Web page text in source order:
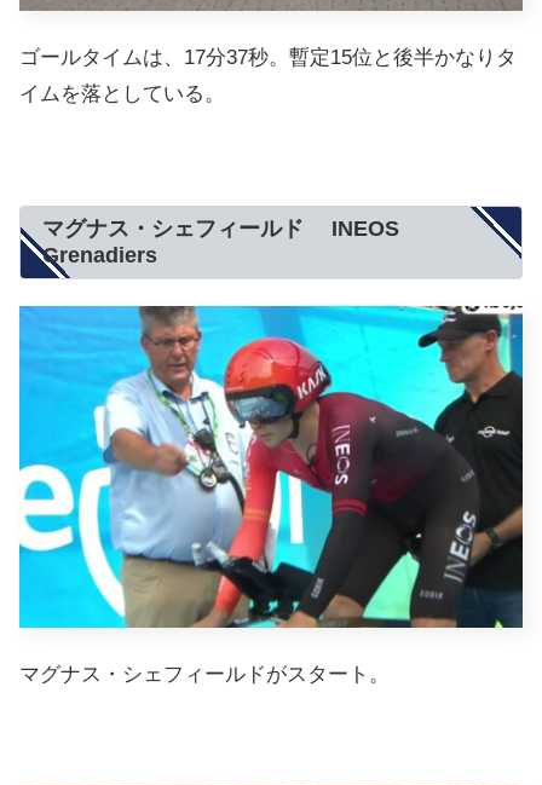
ゴールタイムは、17分37秒。暫定15位と後半かなりタ
イムを落としている。
マグナス・シェフィールド INEOS
Grenadiers
マグナス・シェフィールドがスタート。